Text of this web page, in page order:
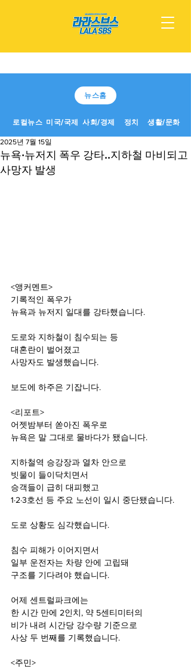
뉴스홈
로컬뉴스 미국/국제 사회/경제 정치 생활/문화
뉴욕·뉴저지 폭우 강타..지하철 마비되고
사망자 발생
2025년 7월 15일
<앵커멘트>
기록적인 폭우가
뉴욕과 뉴저지 일대를 강타했습니다.
도로와 지하철이 침수되는 등
대혼란이 벌어졌고
사망자도 발생했습니다.
보도에 하주은 기잡니다.
<리포트>
어젯밤부터 쏟아진 폭우로
뉴욕은 말 그대로 물바다가 됐습니다.
지하철역 승강장과 열차 안으로
빗물이 들이닥치면서
승객들이 급히 대피했고
1·2·3호선 등 주요 노선이 일시 중단됐습니다.
도로 상황도 심각했습니다.
침수 피해가 이어지면서
일부 운전자는 차량 안에 고립돼
구조를 기다려야 했습니다.
어제 센트럴파크에는
한 시간 만에 2인치, 약 5센티미터의
비가 내려 시간당 강수량 기준으로
사상 두 번째를 기록했습니다.
<주민>